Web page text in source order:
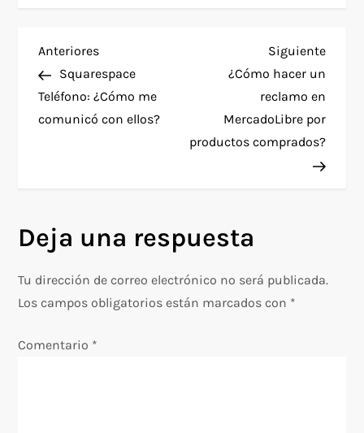
N
a
v
a
c
Entrada
anterior
Anteriores
Squarespace
Teléfono: ¿Cómo me
comunicó con ellos?
Siguiente
¿Cómo hacer un
reclamo en
MercadoLibre por
productos comprados?
Deja una respuesta
Tu dirección de correo electrónico no será publicada.
Los campos obligatorios están marcados con *
Comentario *